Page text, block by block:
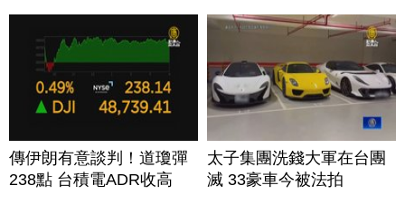
傳伊朗有意談判！道瓊彈
238點 台積電ADR收高
太子集團洗錢大軍在台團
滅 33豪車今被法拍